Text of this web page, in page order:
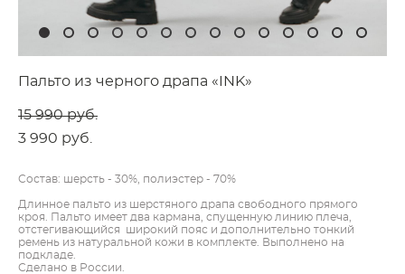
Пальто из черного драпа «INK»
15 990 pуб.
3 990 pуб.
Состав: шерсть - 30%, полиэстер - 70%
Длинное пальто из шерстяного драпа свободного прямого
кроя. Пальто имеет два кармана, спущенную линию плеча,
отстегивающийся широкий пояс и дополнительно тонкий
ремень из натуральной кожи в комплекте. Выполнено на
подкладе.
Сделано в России.